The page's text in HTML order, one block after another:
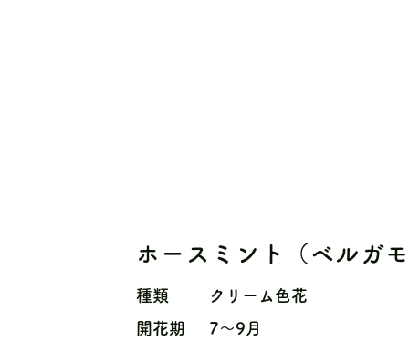
ホースミント（ベルガモ
種類
クリーム色花
開花期
7〜9月